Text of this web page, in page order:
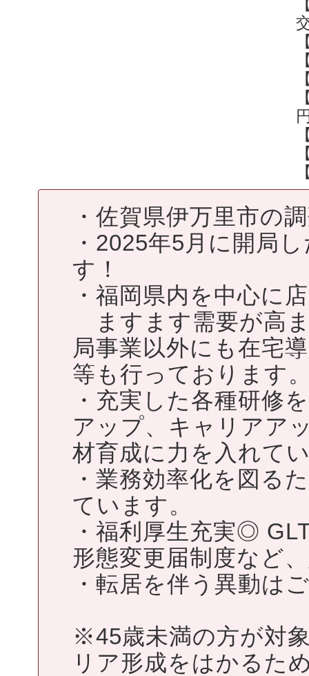
・佐賀県伊万里市の
・2025年5月に開局
す！
・福岡県内を中心に
ますます需要が高
局事業以外にも在宅
等も行っております
・充実した各種研修
アップ、キャリアア
材育成に力を入れて
・業務効率化を図る
ています。
・福利厚生充実◎
形態変更届制度など
・転居を伴う異動は
※45歳未満の方が対
リア形成をはかるた